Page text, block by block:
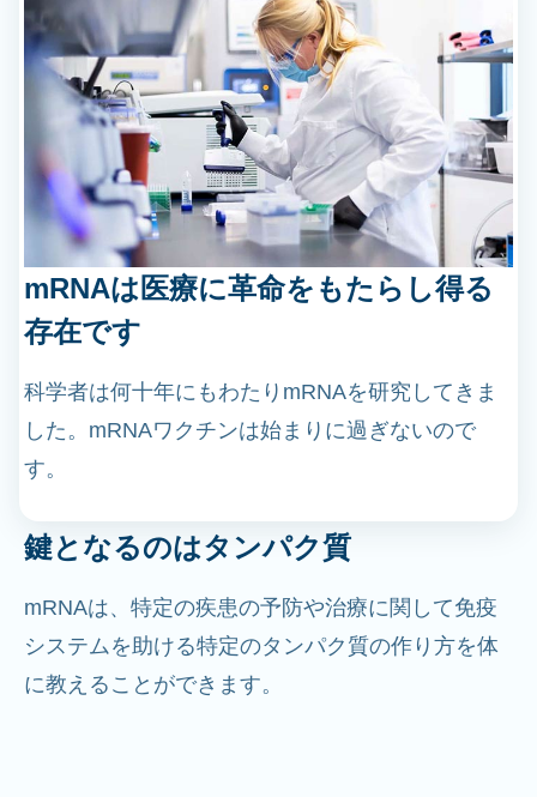
mRNAは医療に革命をもたらし得る
存在です
科学者は何十年にもわたりmRNAを研究してきま
した。mRNAワクチンは始まりに過ぎないので
す。
鍵となるのはタンパク質
mRNAは、特定の疾患の予防や治療に関して免疫
システムを助ける特定のタンパク質の作り方を体
に教えることができます。